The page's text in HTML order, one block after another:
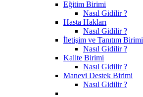
Eğitim Birimi
Nasıl Gidilir ?
Hasta Hakları
Nasıl Gidilir ?
İletişim ve Tanıtım Birimi
Nasıl Gidilir ?
Kalite Birimi
Nasıl Gidilir ?
Manevi Destek Birimi
Nasıl Gidilir ?